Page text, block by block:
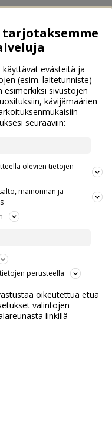
VANHOJA
tarjotaksemme
käyttävät evästeitä ja
(esim. laitetunniste)
esimerkiksi sivustojen
kävijämäärien
seuraaviin:
olevien tietojen
mainonnan ja
perusteella
oikeutettua etua
valintojen
linkillä